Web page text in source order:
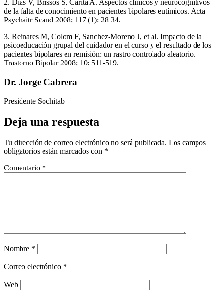
2. Dias V, Brissos S, Carita A. Aspectos clínicos y neurocognitivos
de la falta de conocimiento en pacientes bipolares eutímicos. Acta
Psychaitr Scand 2008; 117 (1): 28-34.
3. Reinares M, Colom F, Sanchez-Moreno J, et al. Impacto de la
psicoeducación grupal del cuidador en el curso y el resultado de los
pacientes bipolares en remisión: un rastro controlado aleatorio.
Trastorno Bipolar 2008; 10: 511-519.
Dr. Jorge Cabrera
Presidente Sochitab
Deja una respuesta
Tu dirección de correo electrónico no será publicada. Los campos
obligatorios están marcados con *
Comentario *
Nombre *
Correo electrónico *
Web